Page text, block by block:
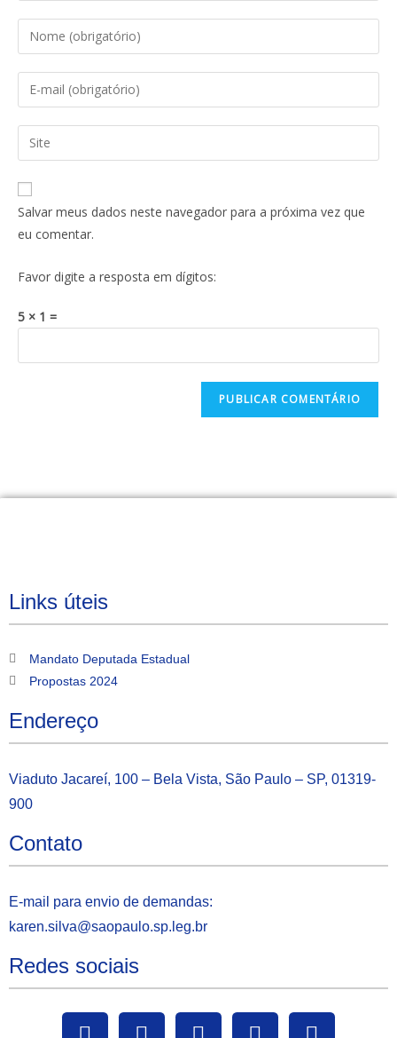
Salvar meus dados neste navegador para a próxima vez que
eu comentar.
Favor digite a resposta em dígitos:
5 × 1 =
Links úteis
Mandato Deputada Estadual
Propostas 2024
Endereço
Viaduto Jacareí, 100 – Bela Vista, São Paulo – SP, 01319-
900
Contato
E-mail para envio de demandas:
karen.silva@saopaulo.sp.leg.br
Redes sociais